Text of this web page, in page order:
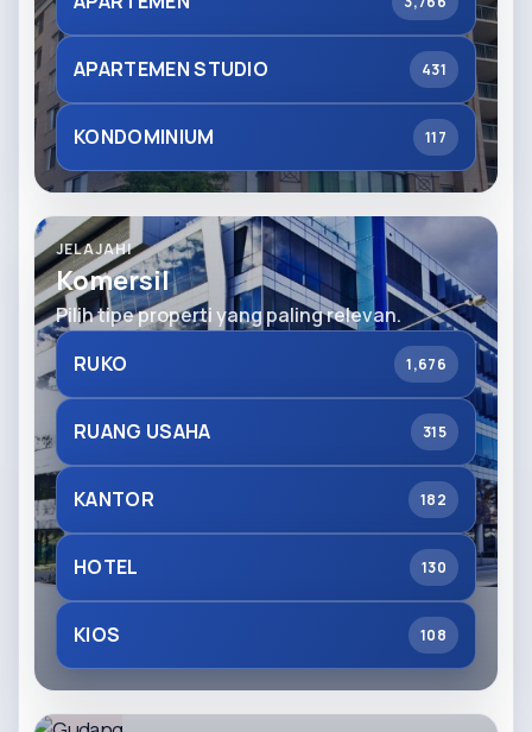
APARTEMEN STUDIO 431
KONDOMINIUM 117
JELAJAHI
Komersil
Pilih tipe properti yang paling relevan.
RUKO
1,676
RUANG USAHA 315
KANTOR 182
HOTEL 130
KIOS 108